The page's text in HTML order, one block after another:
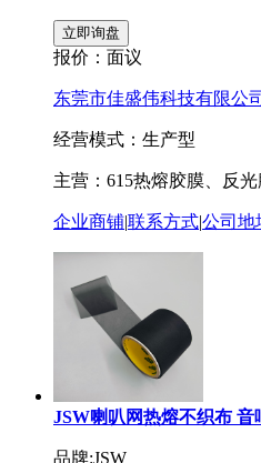
报价： 面议
东莞市佳盛伟科技有限公司
经营模式：生产型
主营：615热熔胶膜、反光
企业商铺|联系方式|公司地
JSW喇叭网热熔不织布
品牌:JSW